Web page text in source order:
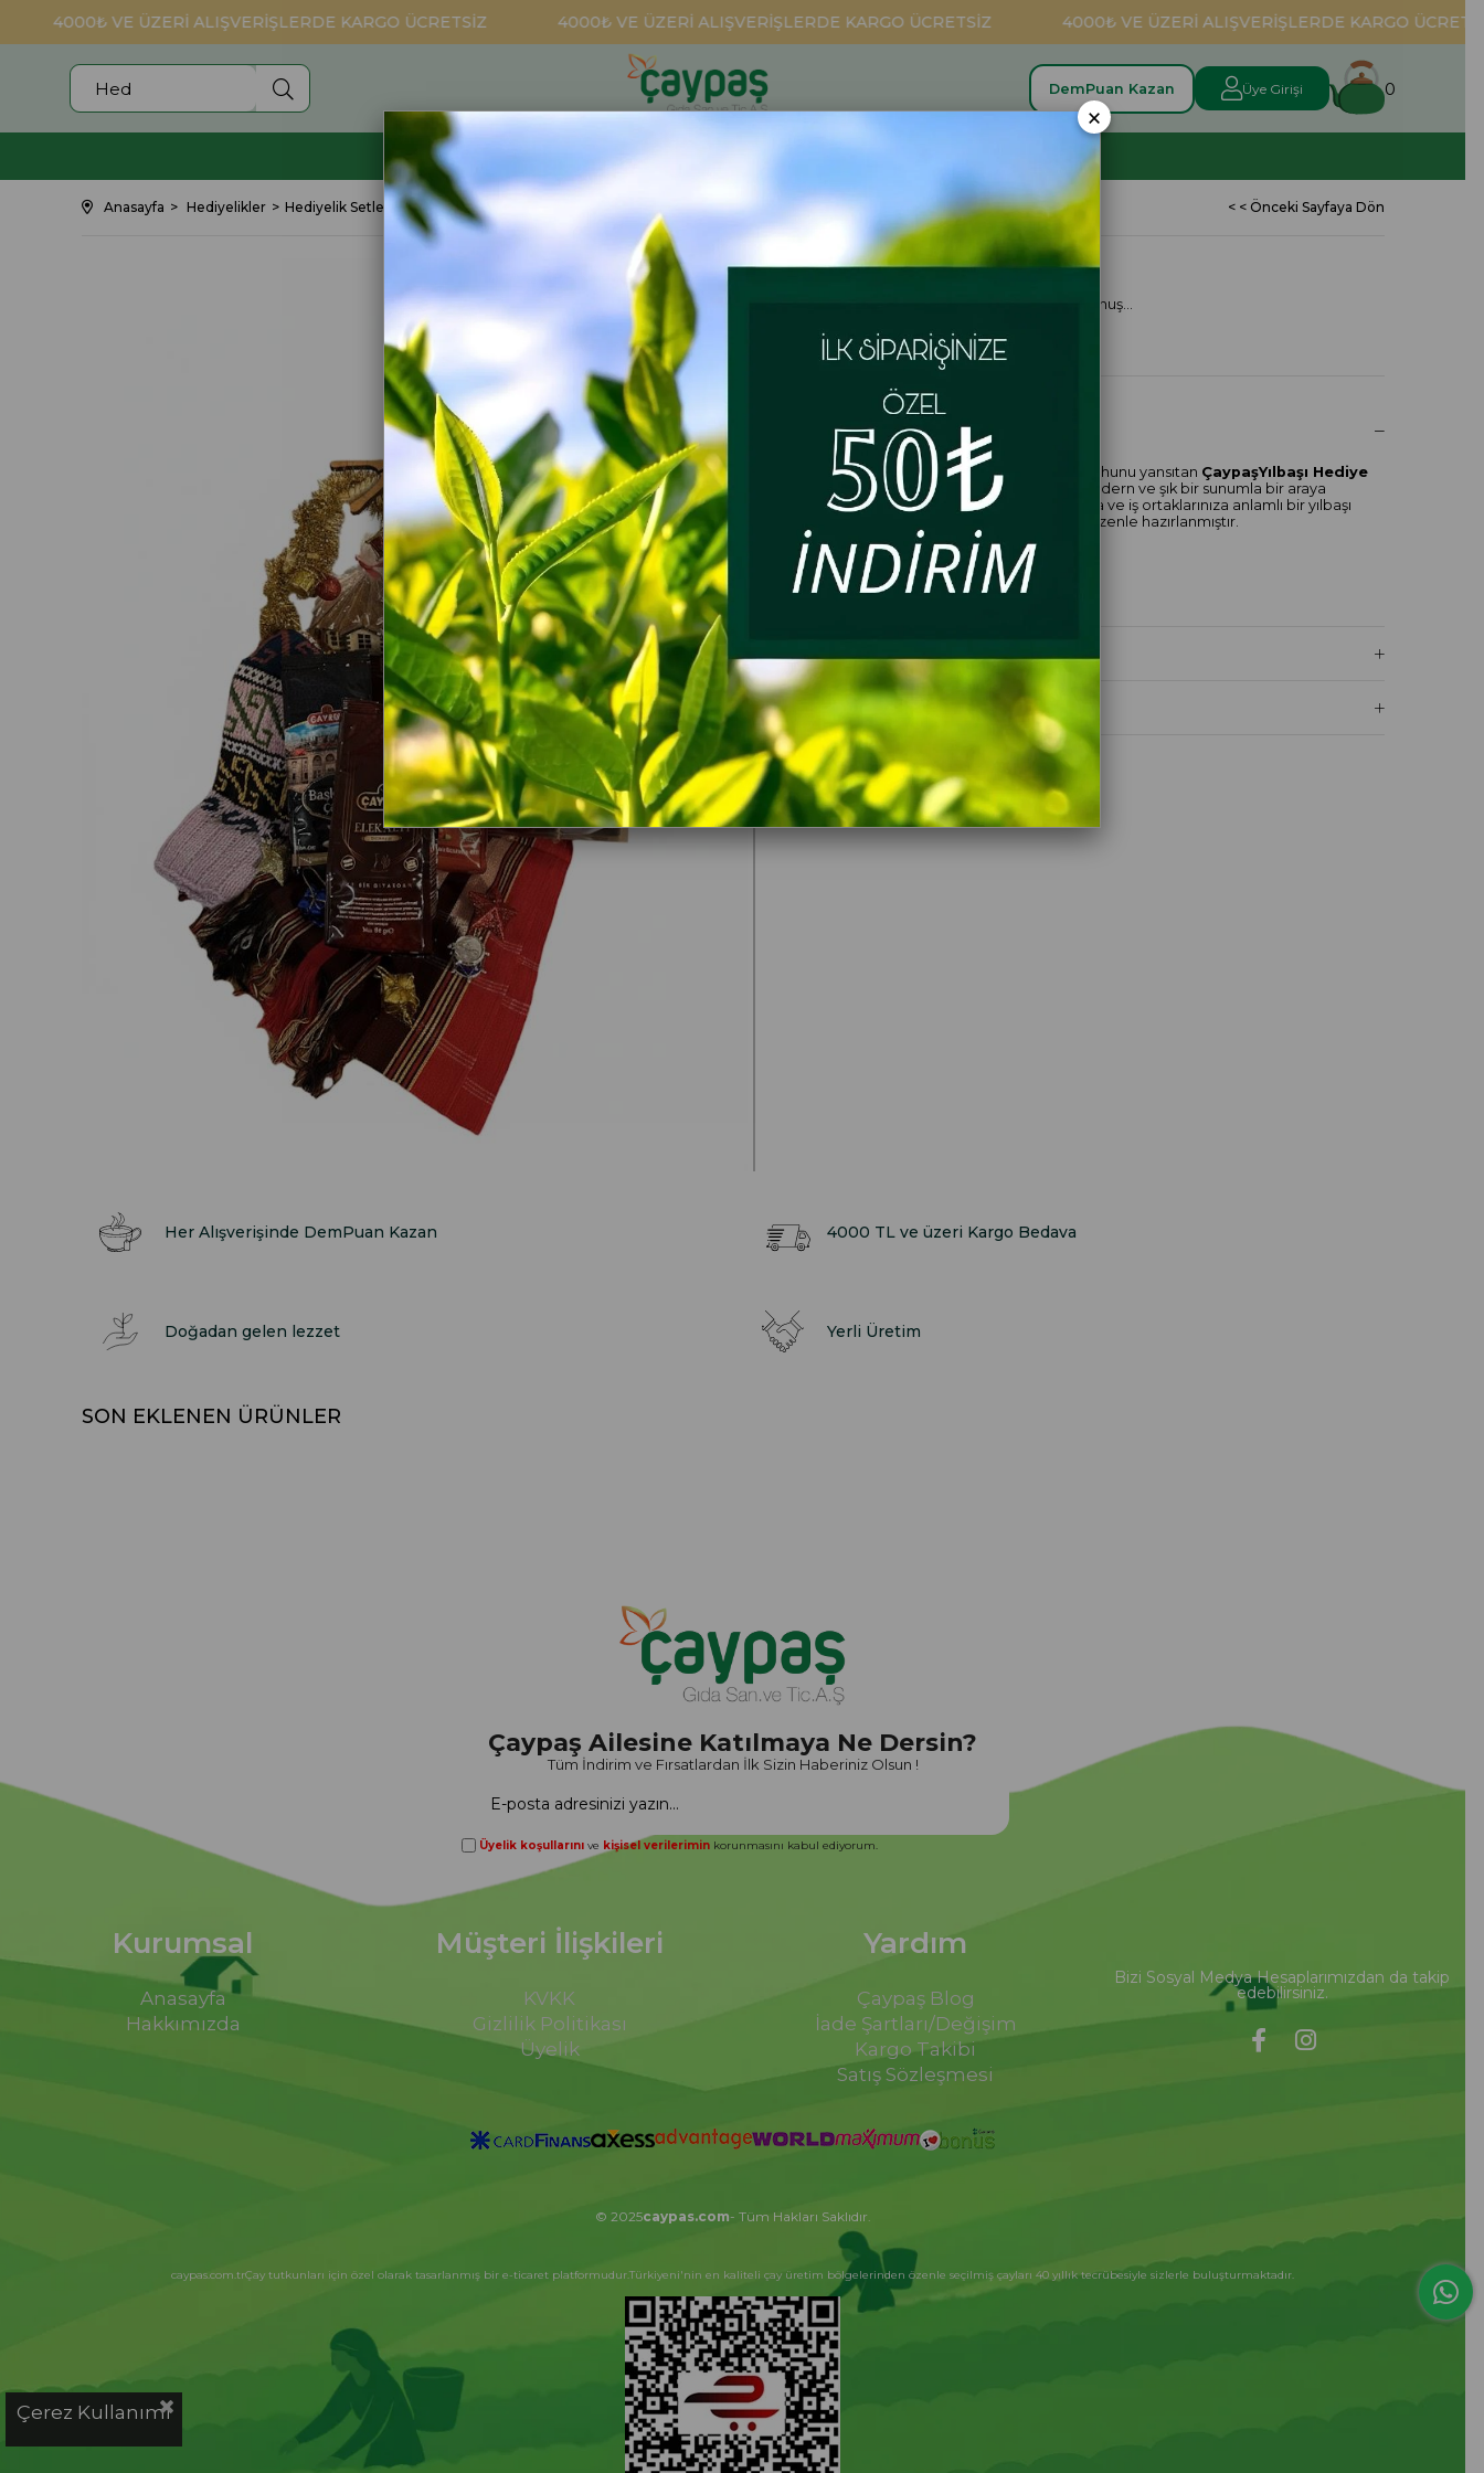
4000₺ VE ÜZERİ ALIŞVERİŞLERDE KARGO ÜCRETSİZ 4000₺ VE ÜZERİ ALIŞVERİŞLERDE KARGO ÜCRETSİZ 4000₺ VE ÜZERİ ALIŞVERİŞLERDE KARGO ÜCRETSİZ
DemPuan Kazan Üye Girişi 0
SİYAH ÇAY DEMLİK POŞET ÇAYLAR
Anasayfa Hediyelikler Hediyelik Setler Özel Hediye Sepet < < Önceki Sayfaya Dön
Özel Hediye Sepet
Yeni yıla anlamlı ve sıcak bir dokunuş…
ÜRÜN ÖZELLIKLERI
Yeni yılın paylaşma ve mutluluk ruhunu yansıtan ÇaypaşYılbaşı Hediye
Sepeti, geleneksel değerleri modern ve şık bir sunumla bir araya
getirir. Sevdiklerinize, dostlarınıza ve iş ortaklarınıza anlamlı bir yılbaşı
hediyesi sunmak isteyenler için özenle hazırlanmıştır.
Sepet içeriğinde:
Yöresel Keşan Masa Örtüsü
Çay Bardağı Mumluk
Rize Ahşap Nayla Hediyelik Hatıra
Başkent Çayı 80 Gr
Organik Elekaltı Çamlıhemşin Çayı 80 Gr
YORUMLAR(0)
ÜRÜN ÖNERILERI
Her Alışverişinde DemPuan Kazan 4000 TL ve üzeri Kargo Bedava
Doğadan gelen lezzet Yerli Üretim
SON EKLENEN ÜRÜNLER
Çaypaş Ailesine Katılmaya Ne Dersin?
Tüm İndirim ve Fırsatlardan İlk Sizin Haberiniz Olsun !
Üyelik koşullarınıve kişisel verileriminkorunmasını kabul ediyorum.
Kurumsal
Anasayfa
Hakkımızda
Müşteri İlişkileri
KVKK
Gizlilik Politikası
Üyelik
Yardım
Çaypaş Blog
İade Şartları/Değişim
Kargo Takibi
Satış Sözleşmesi
Bizi Sosyal Medya Hesaplarımızdan da takip
edebilirsiniz.
© 2025caypas.com- Tüm Hakları Saklıdır.
caypas.com.trÇay tutkunları için özel olarak tasarlanmış bir e-ticaret platformudur.Türkiyeni'nin en kaliteli çay üretim bölgelerinden özenle seçilmiş çayları 40 yıllık tecrübesiyle sizlerle buluşturmaktadır.
Çerez Kullanımı
×